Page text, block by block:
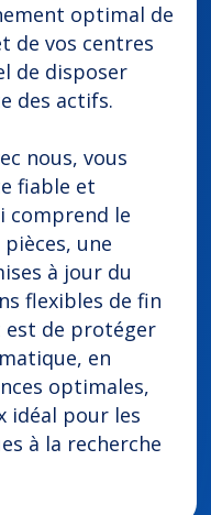
optimal de
de vos centres
de disposer
des actifs.
nous, vous
fiable et
comprend le
une
à jour du
flexibles de fin
est de protéger
en
optimales,
idéal pour les
à la recherche